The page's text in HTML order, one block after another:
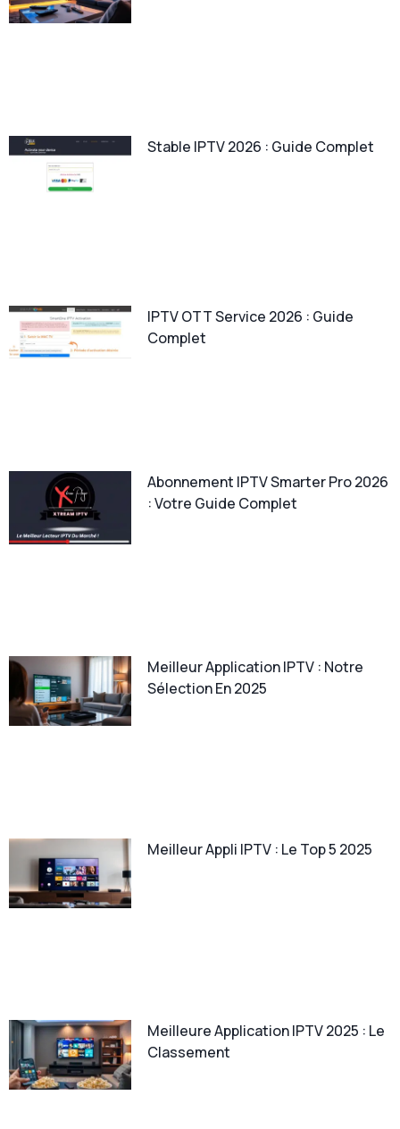
Stable IPTV 2026 : Guide Complet
IPTV OTT Service 2026 : Guide
Complet
Abonnement IPTV Smarter Pro 2026
: Votre Guide Complet
Meilleur Application IPTV : Notre
Sélection En 2025
Meilleur Appli IPTV : Le Top 5 2025
Meilleure Application IPTV 2025 : Le
Classement